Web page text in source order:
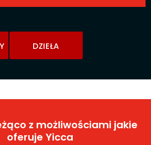
DZIEŁA
z możliwościami jakie
oferuje Yicca